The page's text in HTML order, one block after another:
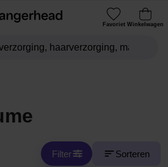
Favoriet Winkelwagen
Filter Sorteren